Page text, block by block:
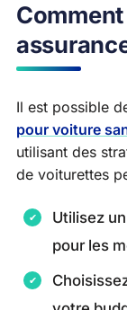
Il est possible
pour voiture
utilisant des
de voiturettes
Utilisez
pour les